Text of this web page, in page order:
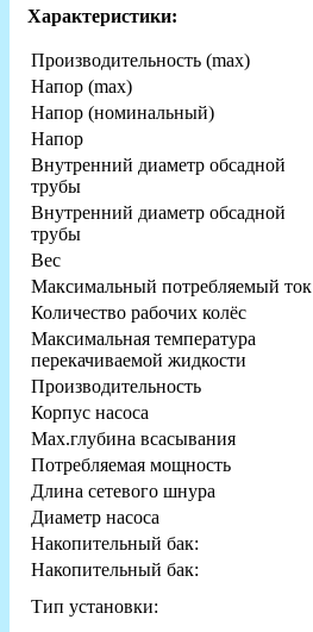
Характеристики:
Производительность (max)
Напор (max)
Напор (номинальный)
Hапор
Внутренний диаметр обсадной
трубы
Внутренний диаметр обсадной
трубы
Вес
Максимальный потребляемый ток
Количество рабочих колёс
Максимальная температура
перекачиваемой жидкости
Производительность
Корпус насоса
Мах.глубина всасывания
Потребляемая мощность
Длина сетевого шнура
Диаметр насоса
Накопительный бак:
Накопительный бак:
Тип установки: